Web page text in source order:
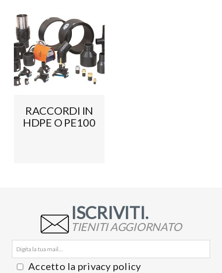
RACCORDI IN
HDPE O PE100
ISCRIVITI.
TIENITI AGGIORNATO
Accetto la privacy policy